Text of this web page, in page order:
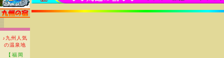
♪九州人気
の温泉地
【福岡